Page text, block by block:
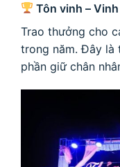
Tôn vinh –
Trao thưởng cho
trong năm. Đây là
phần giữ chân